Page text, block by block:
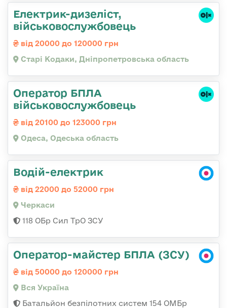
Електрик-дизеліст,
військовослужбовець
від 20000 до 120000 грн
Старі Кодаки, Дніпропетровська область
Оператор БПЛА
військовослужбовець
від 20100 до 123000 грн
Одеса, Одеська область
Водій-електрик
від 22000 до 52000 грн
Черкаси
118 ОБр Сил ТрО ЗСУ
Оператор-майстер БПЛА (ЗСУ)
від 50000 до 120000 грн
Вся Україна
Батальйон безпілотних систем 154 ОМБр